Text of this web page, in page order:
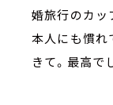
婚旅行のカッ
本人にも慣れ
きて。最高で